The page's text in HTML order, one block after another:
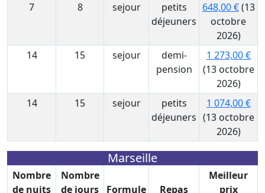
7
8 sejour
petits
déjeuners
648,00 €(13
octobre
2026)
14
15 sejour
demi-
pension
1 273,00 €
(13 octobre
2026)
14
15 sejour
petits
déjeuners
1 074,00 €
(13 octobre
2026)
Marseille
Nombre
de nuits
Nombre
de jours
Formule Repas
Meilleur
prix